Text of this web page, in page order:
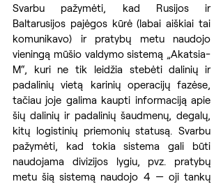
Svarbu pažymėti, kad Rusijos ir
Baltarusijos pajėgos kūrė (labai aiškiai tai
komunikavo) ir pratybų metu naudojo
vieningą mūšio valdymo sistemą „Akatsia-
M“, kuri ne tik leidžia stebėti dalinių ir
padalinių vietą karinių operacijų fazėse,
tačiau joje galima kaupti informaciją apie
šių dalinių ir padalinių šaudmenų, degalų,
kitų logistinių priemonių statusą. Svarbu
pažymėti, kad tokia sistema gali būti
naudojama divizijos lygiu, pvz. pratybų
metu šią sistemą naudojo 4 — oji tankų